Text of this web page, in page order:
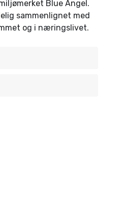
Blue Angel.
sammenlignet med
og i næringslivet.